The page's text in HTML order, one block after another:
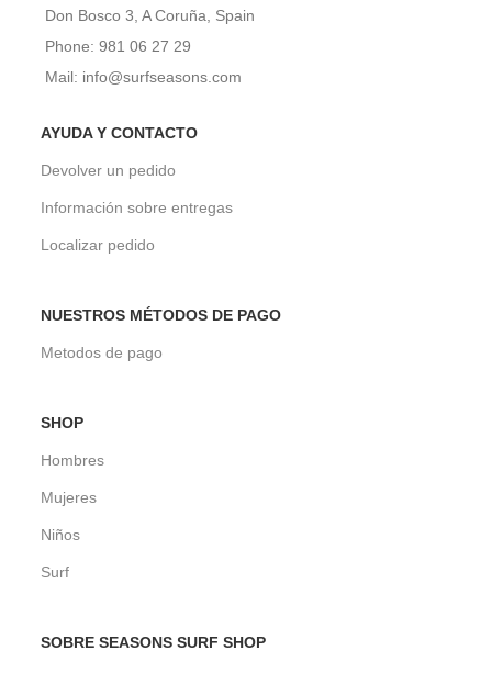
Don Bosco 3, A Coruña, Spain
Phone: 981 06 27 29
Mail: info@surfseasons.com
AYUDA Y CONTACTO
Devolver un pedido
Información sobre entregas
Localizar pedido
NUESTROS MÉTODOS DE PAGO
Metodos de pago
SHOP
Hombres
Mujeres
Niños
Surf
SOBRE SEASONS SURF SHOP